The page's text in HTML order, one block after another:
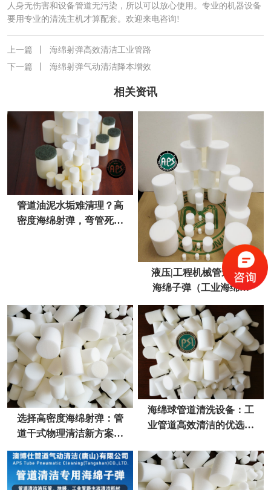
人身无伤害和设备管道无污染，所以可以放心使用。专业的机器设备
要用专业的清洗主机才算配套。欢迎来电咨询!
上一篇
海绵射弹高效清洁工业管路
下一篇
海绵射弹气动清洁降本增效
相关资讯
管道油泥水垢难清理？高
密度海绵射弹，弯管死角
液压|工程机械管道专用
海绵子弹（工业海绵射
弹）
选择高密度海绵射弹：管
道干式物理清洁新方案去
污不伤管
海绵球管道清洗设备：工
业管道高效清洁的优选方